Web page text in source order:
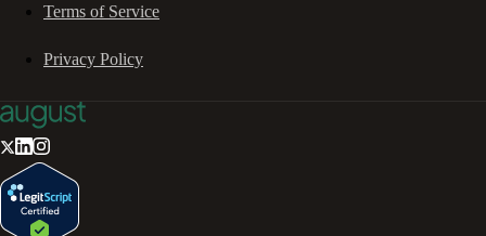
Terms of Service
Privacy Policy